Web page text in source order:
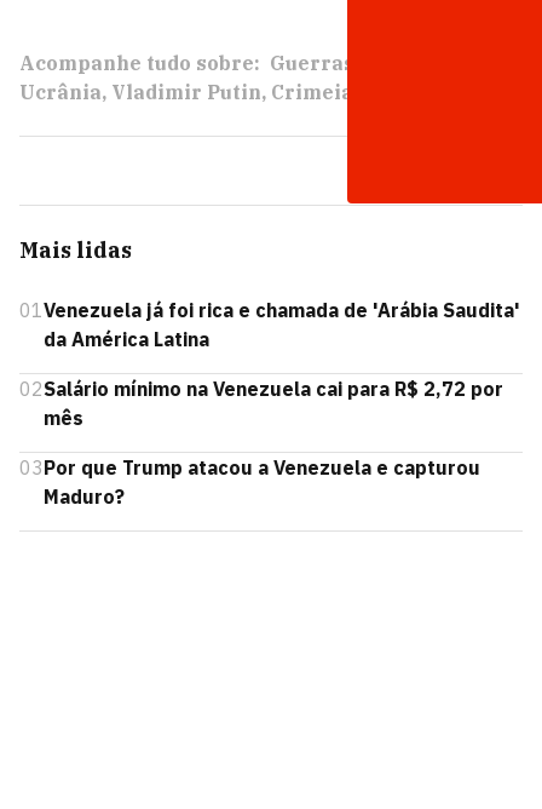
Acompanhe tudo sobre: Guerras
Ucrânia Vladimir Putin Crimeia
Mais lidas
01Venezuela já foi rica e chamada de 'Arábia Saudita'
da América Latina
02Salário mínimo na Venezuela cai para R$ 2,72 por
mês
03Por que Trump atacou a Venezuela e capturou
Maduro?